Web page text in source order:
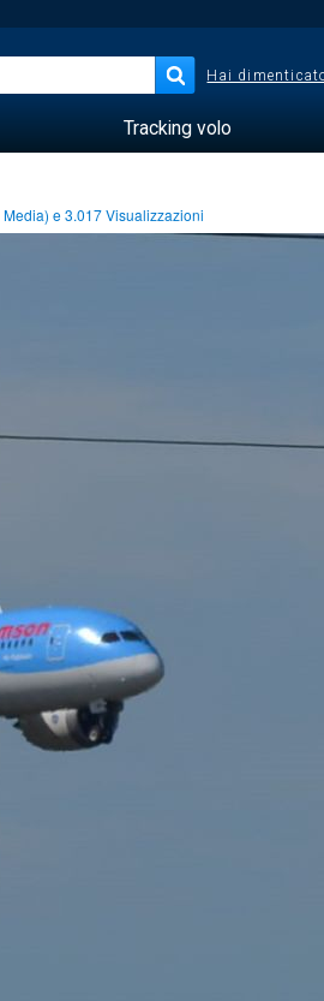
Hai
Tracking volo
Media) e3.017Visualizzazioni